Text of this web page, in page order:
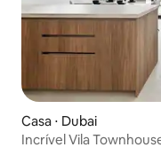
Casa ⋅ Dubai
Incrível Vila